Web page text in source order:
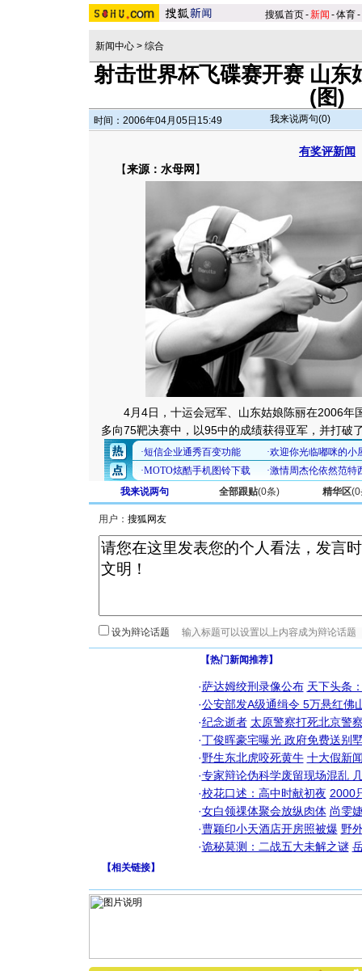
搜狐首页-新闻 -体育-
新闻中心 > 综合
射击世界杯飞碟赛开赛 山东
(图)
时间：2006年04月05日15:49 我来说两句(0)
有奖评新闻
【来源：水母网 】
4月4日，十运会冠军、山东姑娘陈丽在2006年
多向75靶决赛中，以95中的成绩获得亚军，并打破
我来说两句 全部跟贴(0条) 精华区(0
用户：
设为辩论话题
【热门新闻推荐】
·萨达姆绞刑录像公布 天下头条
·公安部发A级通缉令 5万悬红佛
·纪念逝者 太原警察打死北京警
·丁俊晖豪宅曝光 政府免费送别
·野生东北虎咬死黄牛 十大假新
·专家辩论伪科学废留现场混乱
·校花口述：高中时献初夜 2000
·女白领祼体聚会放纵肉体 尚雯
·曹颖印小天酒店开房照被爆 野
·诡秘莫测：二战五大未解之谜
【相关链接】